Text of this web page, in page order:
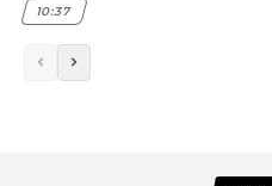
10:37